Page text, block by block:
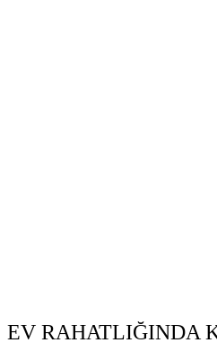
EV RAHATLIĞINDA